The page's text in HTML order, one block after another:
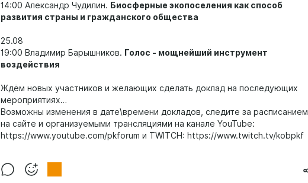
14:00 Александр Чудилин. Биосферные экопоселения как способ
развития страны и гражданского общества
25.08
19:00 Владимир Барышников. Голос - мощнейший инструмент
воздействия
Ждём новых участников и желающих сделать доклад на последующих
мероприятиях…
Возможны изменения в дате\времени докладов, следите за расписанием
на сайте и организуемыми трансляциями на канале YouTube:
https://www.youtube.com/pkforum и TWITCH: https://www.twitch.tv/kobpkf